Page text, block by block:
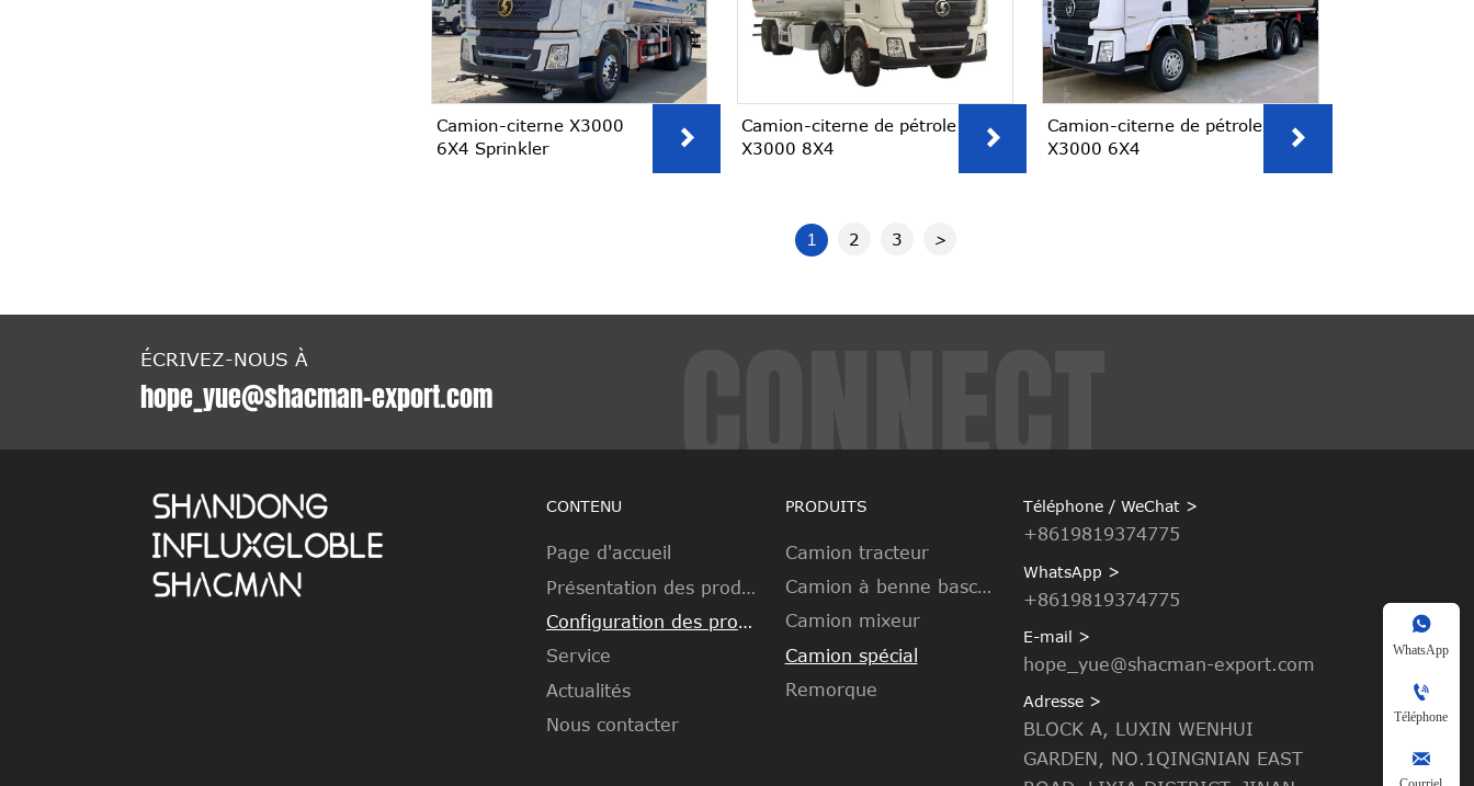
Camion-citerne X3000
6X4 Sprinkler

Camion-citerne de pétrole
X3000 8X4

Camion-citerne de pétrole
X3000 6X4

1 2 3 >
ÉCRIVEZ-NOUS À
hope_yue@shacman-export.com
CONTENU
Page d'accueil
Configuration des produits
Service
Actualités
Nous contacter
PRODUITS
Camion tracteur
Camion à benne basculante
Camion mixeur
Camion spécial
Remorque
Téléphone / WeChat >
+8619819374775
WhatsApp >
+8619819374775
E-mail >
hope_yue@shacman-export.com
Adresse >
BLOCK A, LUXIN WENHUI
GARDEN, NO.1QINGNIAN EAST

WhatsApp

Téléphone
